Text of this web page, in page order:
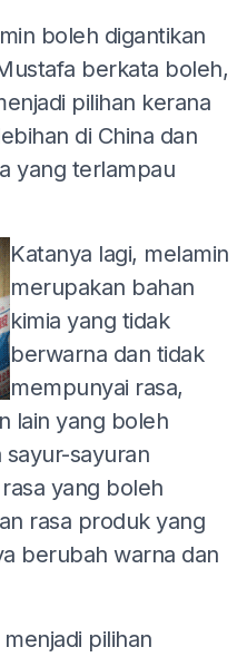
boleh digantikan
berkata boleh,
pilihan kerana
di China dan
yang terlampau
Katanya lagi, melamin
merupakan bahan
kimia yang tidak
berwarna dan tidak
mempunyai rasa,
lain yang boleh
sayuran
yang boleh
rasa produk yang
berubah warna dan
pilihan